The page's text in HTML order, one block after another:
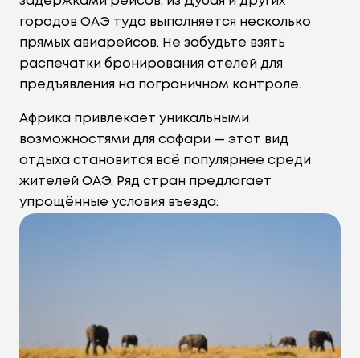
городов ОАЭ туда выполняется несколько
прямых авиарейсов. Не забудьте взять
распечатки бронирования отелей для
предъявления на пограничном контроле.
Африка привлекает уникальными
возможностями для сафари — этот вид
отдыха становится всё популярнее среди
жителей ОАЭ. Ряд стран предлагает
упрощённые условия въезда: